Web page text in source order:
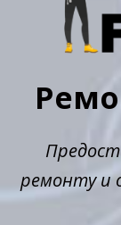
ремонту и